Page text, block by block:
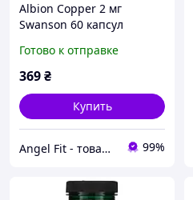
Albion Copper 2 мг
Swanson 60 капсул
Готово к отправке
369₴
Купить
Angel Fit - товари для здоров'я, спорту та активного життя 99%